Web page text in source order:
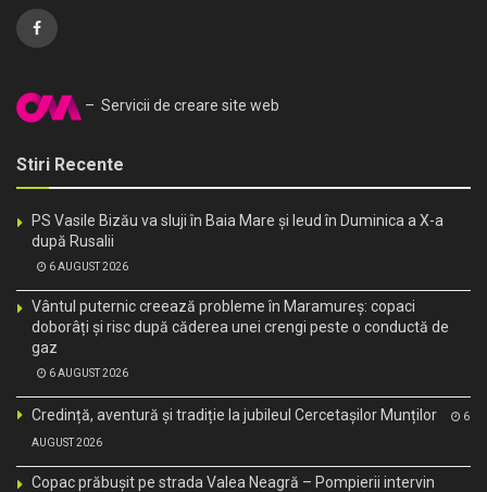
– Servicii de creare site web
Stiri Recente
PS Vasile Bizău va sluji în Baia Mare și Ieud în Duminica a X-a
după Rusalii
6 AUGUST 2026
Vântul puternic creează probleme în Maramureș: copaci
doborâți și risc după căderea unei crengi peste o conductă de
gaz
6 AUGUST 2026
Credință, aventură și tradiție la jubileul Cercetașilor Munților 6
AUGUST 2026
Copac prăbușit pe strada Valea Neagră – Pompierii intervin